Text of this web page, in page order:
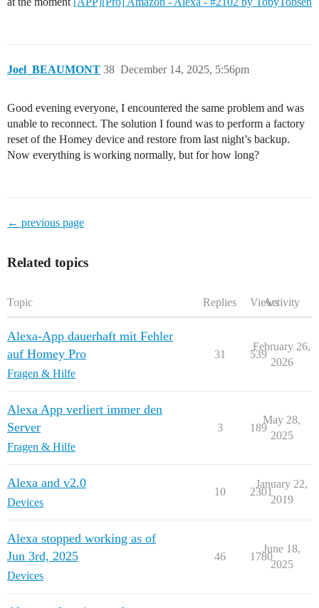
Joel_BEAUMONT December 14, 2025, 5:56pm
38
Good evening everyone, I encountered the same problem and was
unable to reconnect. The solution I found was to perform a factory
reset of the Homey device and restore from last night’s backup.
Now everything is working normally, but for how long?
← previous page
Related topics
Topic Replies ViewsActivity
Alexa-App dauerhaft mit Fehler
auf Homey Pro
Fragen & Hilfe
31 539
February 26,
2026
Alexa App verliert immer den
Server
Fragen & Hilfe
3 189
May 28,
2025
Alexa and v2.0
Devices
10 2301
January 22,
2019
Alexa stopped working as of
Jun 3rd, 2025
Devices
46 1780
June 18,
2025